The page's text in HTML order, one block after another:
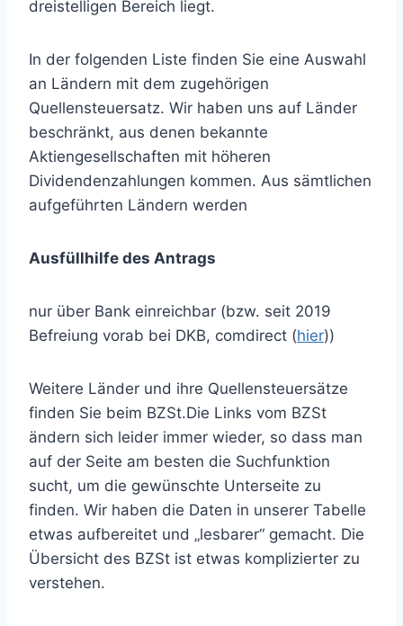
dreistelligen Bereich liegt.
In der folgenden Liste finden Sie eine Auswahl
an Ländern mit dem zugehörigen
Quellensteuersatz. Wir haben uns auf Länder
beschränkt, aus denen bekannte
Aktiengesellschaften mit höheren
Dividendenzahlungen kommen. Aus sämtlichen
aufgeführten Ländern werden
Ausfüllhilfe des Antrags
nur über Bank einreichbar (bzw. seit 2019
Befreiung vorab bei DKB, comdirect (hier))
Weitere Länder und ihre Quellensteuersätze
finden Sie beim BZSt.Die Links vom BZSt
ändern sich leider immer wieder, so dass man
auf der Seite am besten die Suchfunktion
sucht, um die gewünschte Unterseite zu
finden. Wir haben die Daten in unserer Tabelle
etwas aufbereitet und „lesbarer“ gemacht. Die
Übersicht des BZSt ist etwas komplizierter zu
verstehen.